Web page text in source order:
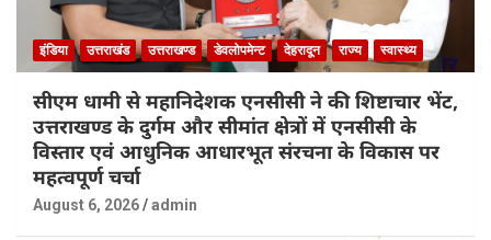
इंडिया उत्तराखंड उत्तराखण्ड डेवलोपमेन्ट देहरादून राज्य स्वास्थ्य
सीएम धामी से महानिदेशक एनसीसी ने की शिष्टाचार भेंट,
उत्तराखण्ड के दुर्गम और सीमांत क्षेत्रों में एनसीसी के
विस्तार एवं आधुनिक आधारभूत संरचना के विकास पर
महत्वपूर्ण चर्चा
August 6, 2026 admin